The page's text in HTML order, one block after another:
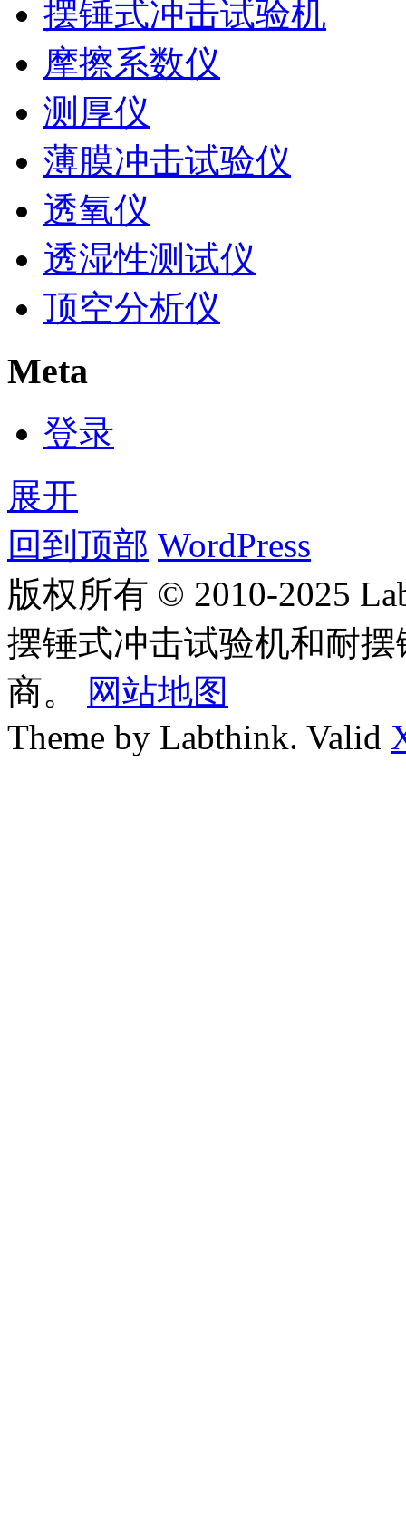
摆锤式冲击试验机
摩擦系数仪
测厚仪
薄膜冲击试验仪
透氧仪
透湿性测试仪
顶空分析仪
Meta
登录
展开
回到顶部 WordPress
版权所有 © 2010-2025
摆锤式冲击试验机和耐
商。
网站地图
Theme by Labthink. Valid